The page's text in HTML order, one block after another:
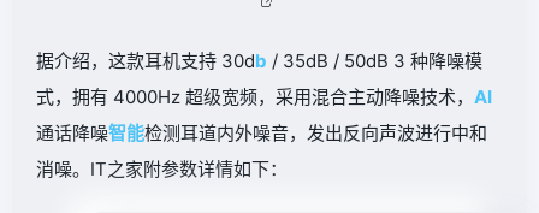
据介绍，这款耳机支持 30db / 35dB / 50dB 3 种降噪模
式，拥有 4000Hz 超级宽频，采用混合主动降噪技术， AI
通话降噪智能检测耳道内外噪音，发出反向声波进行中和
消噪。IT之家附参数详情如下：